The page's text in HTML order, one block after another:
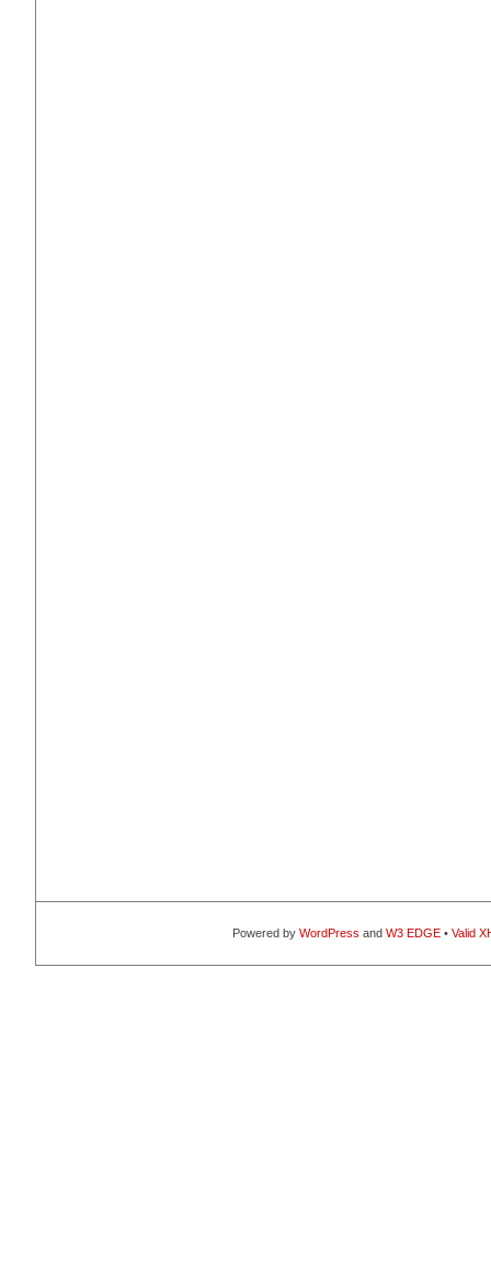
Powered by WordPress and W3 EDGE• Valid